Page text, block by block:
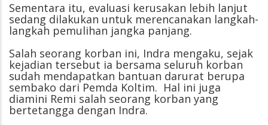
Sementara itu, evaluasi kerusakan lebih lanjut
sedang dilakukan untuk merencanakan langkah-
langkah pemulihan jangka panjang.
Salah seorang korban ini, Indra mengaku, sejak
kejadian tersebut ia bersama seluruh korban
sudah mendapatkan bantuan darurat berupa
sembako dari Pemda Koltim. Hal ini juga
diamini Remi salah seorang korban yang
bertetangga dengan Indra.